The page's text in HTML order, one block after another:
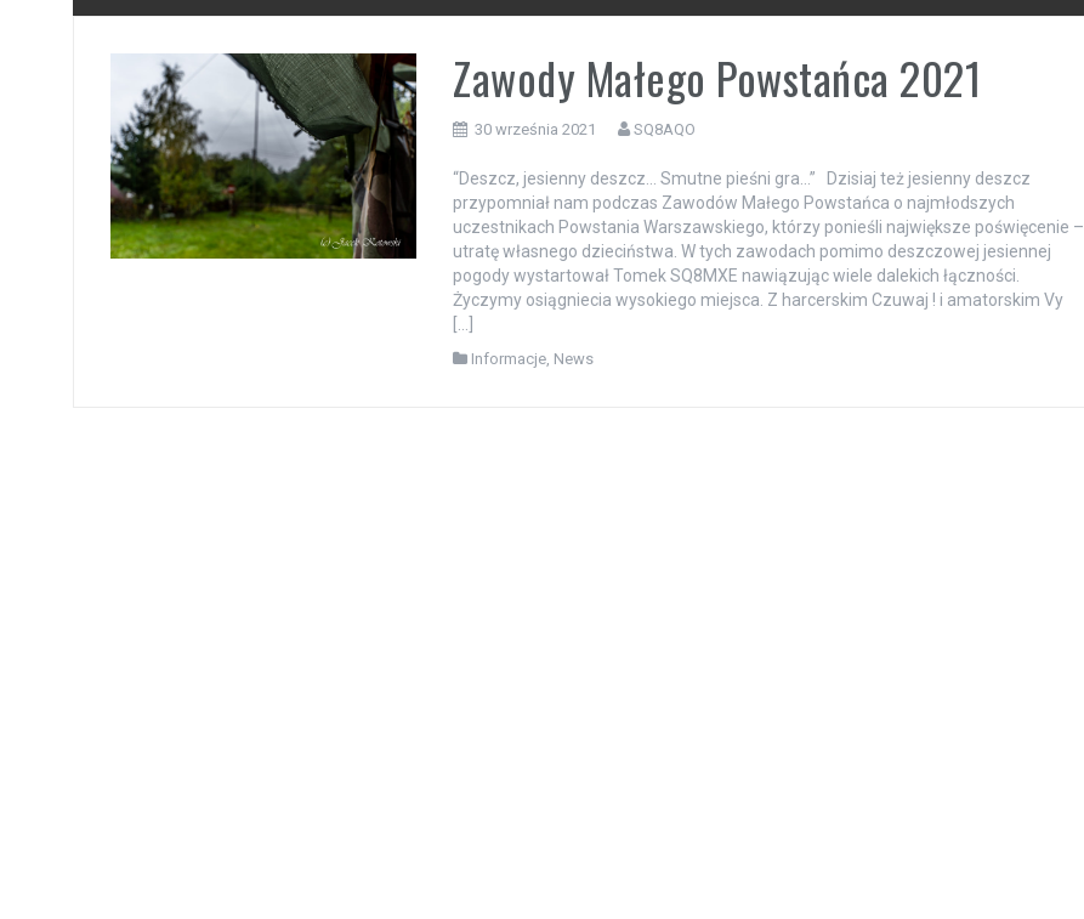
Zawody Małego Powstańca 2021
30 września 2021 SQ8AQO
“Deszcz, jesienny deszcz… Smutne pieśni gra…” Dzisiaj też jesienny deszcz
przypomniał nam podczas Zawodów Małego Powstańca o najmłodszych
uczestnikach Powstania Warszawskiego, którzy ponieśli największe poświęcenie –
utratę własnego dzieciństwa. W tych zawodach pomimo deszczowej jesiennej
pogody wystartował Tomek SQ8MXE nawiązując wiele dalekich łączności.
Życzymy osiągniecia wysokiego miejsca. Z harcerskim Czuwaj ! i amatorskim Vy
Informacje, News